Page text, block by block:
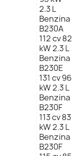
2.3 L
Benzina
B230A
112 cv 82
kW 2.3 L
Benzina
B230E
131 cv 96
kW 2.3 L
Benzina
B230F
113 cv 83
kW 2.3 L
Benzina
B230F